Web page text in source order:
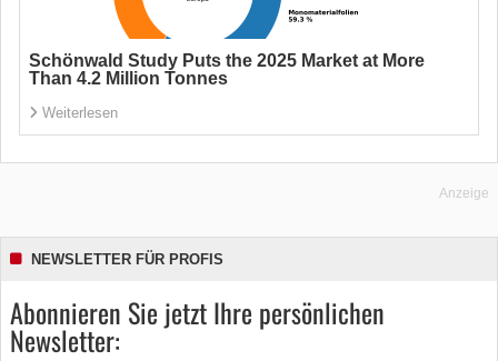
Schönwald Study Puts the 2025 Market at More
Than 4.2 Million Tonnes
Weiterlesen
Anzeige
NEWSLETTER FÜR PROFIS
Abonnieren Sie jetzt Ihre persönlichen
Newsletter: